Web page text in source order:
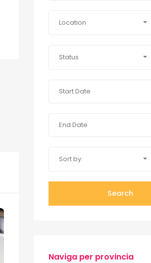
Location
Status
Sort by
Search
Naviga per provincia